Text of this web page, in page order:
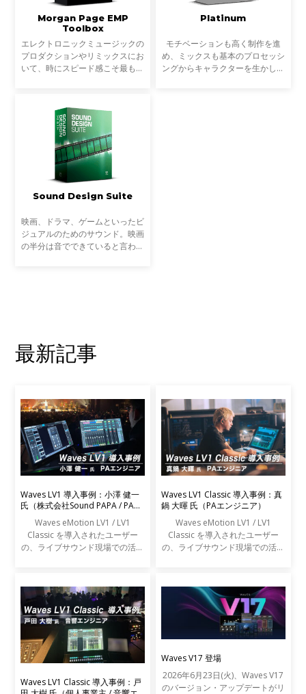
Morgan Page EMP
Toolbox
エレクトロニックミュージックの
プロダクションやリミックスにお
いて、時にスピード感こそ最も重
保ちつつ、アイデアを止めること
なく前進し、自分だけの
Platinum
モチベーションも高く制作を進
め、ミックスも基本のプロセッシ
ングからキャラクターを生かしバ
Sound Design Suite
映画、ドラマ、ゲームといったビ
ジュアルのためのサウンド。映画
の半分は音でできていると言われ
最新記事
Waves LV1 導入事例：小澤 健一
氏（株式会社Sound PAPA / PAエ
Waves eMotion LV1 / LV1
Classic を導入されたユーザー
の、ライブサウンド現場での活用
Waves LV1 Classic 導入事例：真
鍋 大暉 氏（PAエンジニア）
Waves eMotion LV1 / LV1
Classic を導入されたユーザー
の、ライブサウンド現場での活用
Waves LV1 Classic 導入事例：戸
Waves V17 登場
2026年6月23日(火)、Waves V17
のバージョン・アップデートがリ